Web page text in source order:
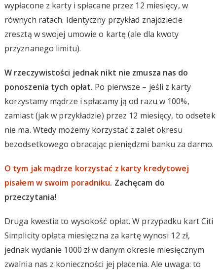
wypłacone z karty i spłacane przez 12 miesięcy, w
równych ratach. Identyczny przykład znajdziecie
zresztą w swojej umowie o kartę (ale dla kwoty
przyznanego limitu).
W rzeczywistości jednak nikt nie zmusza nas do
ponoszenia tych opłat. Po pierwsze – jeśli z karty
korzystamy mądrze i spłacamy ją od razu w 100%,
zamiast (jak w przykładzie) przez 12 miesięcy, to odsetek
nie ma. Wtedy możemy korzystać z zalet okresu
bezodsetkowego obracając pieniędzmi banku za darmo.
O tym jak mądrze korzystać z karty kredytowej
pisałem w swoim poradniku. Zachęcam do
przeczytania!
Druga kwestia to wysokość opłat. W przypadku kart Citi
Simplicity opłata miesięczna za kartę wynosi 12 zł,
jednak wydanie 1000 zł w danym okresie miesięcznym
zwalnia nas z konieczności jej płacenia. Ale uwaga: to